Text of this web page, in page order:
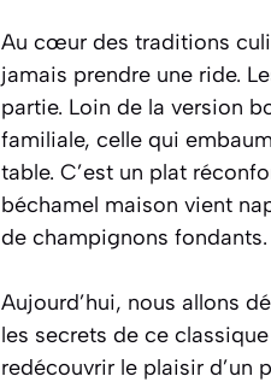
Au cœur des traditions
jamais prendre une ride.
partie. Loin de la version
familiale, celle qui
table. C’est un plat
béchamel maison vient
de champignons fondants.
Aujourd’hui, nous allons
les secrets de ce
redécouvrir le plaisir d’un